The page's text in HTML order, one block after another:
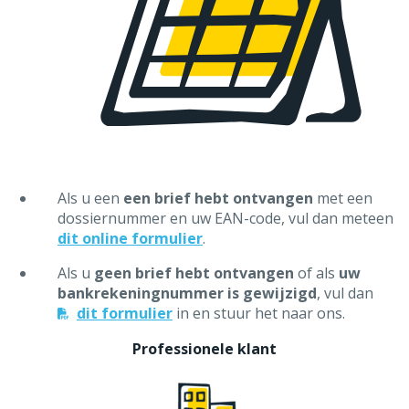
energieverbruik van het net)
Het proportioneel prosumertarief wordt toegepast
op basis van de bruto energieafname van het net (dus
het aantal kWh dat u werkelijk afneemt van het net).
minderdan met een elektromechanische
Als u een een brief hebt ontvangen met een
dossiernummer en uw EAN-code, vul dan meteen
dit online formulier.
Als u geen brief hebt ontvangen of als uw
bankrekeningnummer is gewijzigd, vul dan
dit formulier in en stuur het naar ons.
Professionele klant